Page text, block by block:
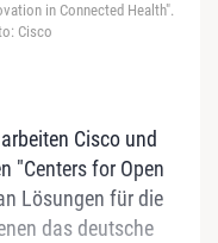
in Connected Health".
Cisco
Cisco und
"Centers for Open
Lösungen für die
das deutsche